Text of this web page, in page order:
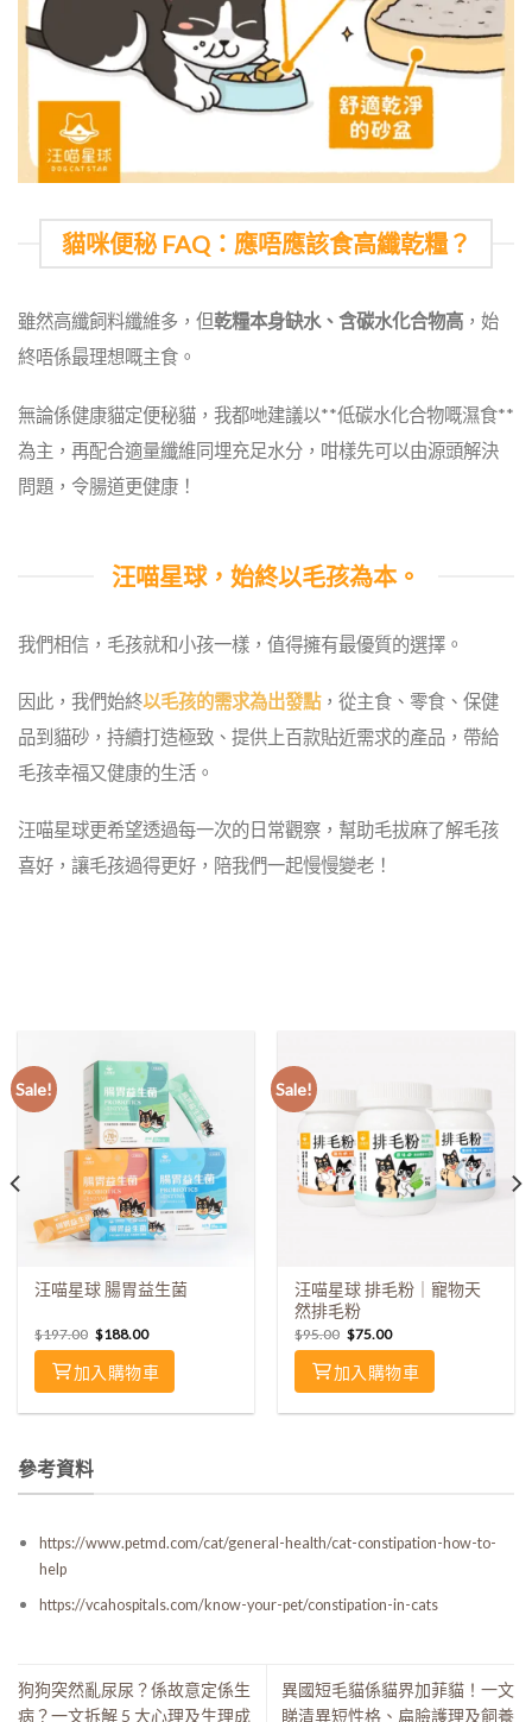
貓咪便秘 FAQ：應唔應該食高纖乾糧？
雖然高纖飼料纖維多，但乾糧本身缺水、含碳水化合物高 ，始
終唔係最理想嘅主食。
無論係健康貓定便秘貓，我都哋建議以**低碳水化合物嘅濕食**
為主，再配合適量纖維同埋充足水分，咁樣先可以由源頭解決
問題，令腸道更健康！
汪喵星球，始終以毛孩為本。
我們相信，毛孩就和小孩一樣，值得擁有最優質的選擇。
因此，我們始終以毛孩的需求為出發點，從主食、零食、保健
品到貓砂，持續打造極致、提供上百款貼近需求的產品，帶給
毛孩幸福又健康的生活。
汪喵星球更希望透過每一次的日常觀察，幫助毛拔麻了解毛孩
喜好，讓毛孩過得更好，陪我們一起慢慢變老！
Sale!
汪喵星球 腸胃益生菌
$197.00 $188.00
加入購物車
Sale!
汪喵星球 排毛粉｜寵物天
然排毛粉
$95.00 $75.00
加入購物車
參考資料
https://www.petmd.com/cat/general-health/cat-constipation-how-to-
help
https://vcahospitals.com/know-your-pet/constipation-in-cats
狗狗突然亂尿尿？係故意定係生
病？一文拆解 5 大心理及生理成
異國短毛貓係貓界加菲貓！一文
睇清異短性格、扁臉護理及飼養